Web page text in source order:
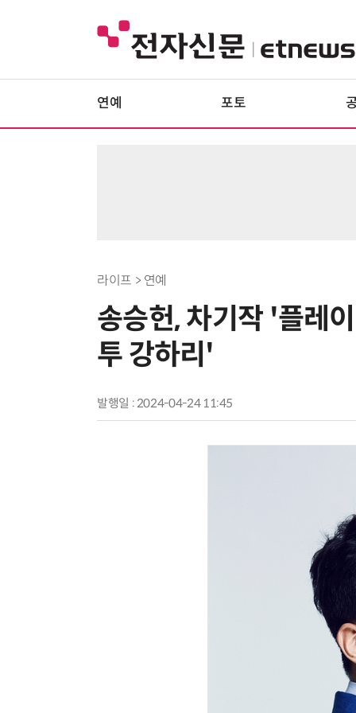
연예 포토
라이프 > 연예
송승헌, 차기작 '플레
투 강하리'
발행일 : 2024-04-24 11:45